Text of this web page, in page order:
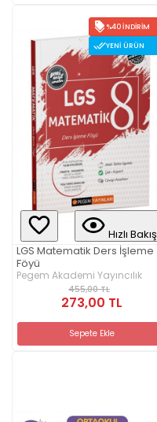
%40 İNDIRIM
YENI ÜRÜN
Hızlı Bakış
LGS Matematik Ders İşleme
Föyü
Pegem Akademi Yayıncılık
455,00 TL
273,00 TL
Sepete Ekle